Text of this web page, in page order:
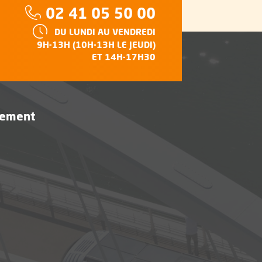
Téléphone :
02 41 05 50 00
HORAIRES :
DU LUNDI AU VENDREDI
9H-13H (10H-13H LE JEUDI)
ET 14H-17H30